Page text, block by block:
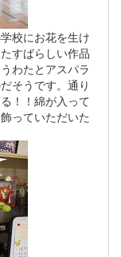
校にお花を生け
すばらしい作品
わたとアスパラ
そうです。通り
！！綿が入って
っていただいた